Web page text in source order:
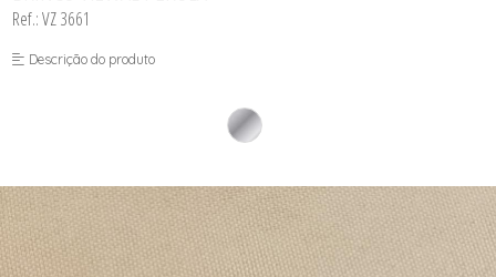
Ref.: VZ 3661
Descrição do produto